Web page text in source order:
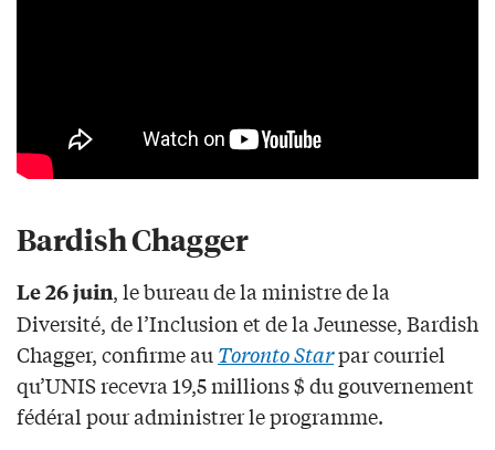
Bardish Chagger
Le 26 juin, le bureau de la ministre de la
Diversité, de l’Inclusion et de la Jeunesse, Bardish
Chagger, confirme au Toronto Starpar courriel
qu’UNIS recevra 19,5 millions $ du gouvernement
fédéral pour administrer le programme.